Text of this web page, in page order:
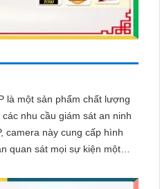
là một sản phẩm chất lượng
nhu cầu giám sát an ninh
quan sát mọi sự kiện một